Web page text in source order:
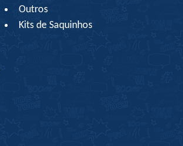
Outros
Kits de Saquinhos